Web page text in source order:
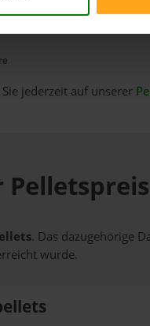
jederzeit auf unserer
. Das dazugehörige
wurde.